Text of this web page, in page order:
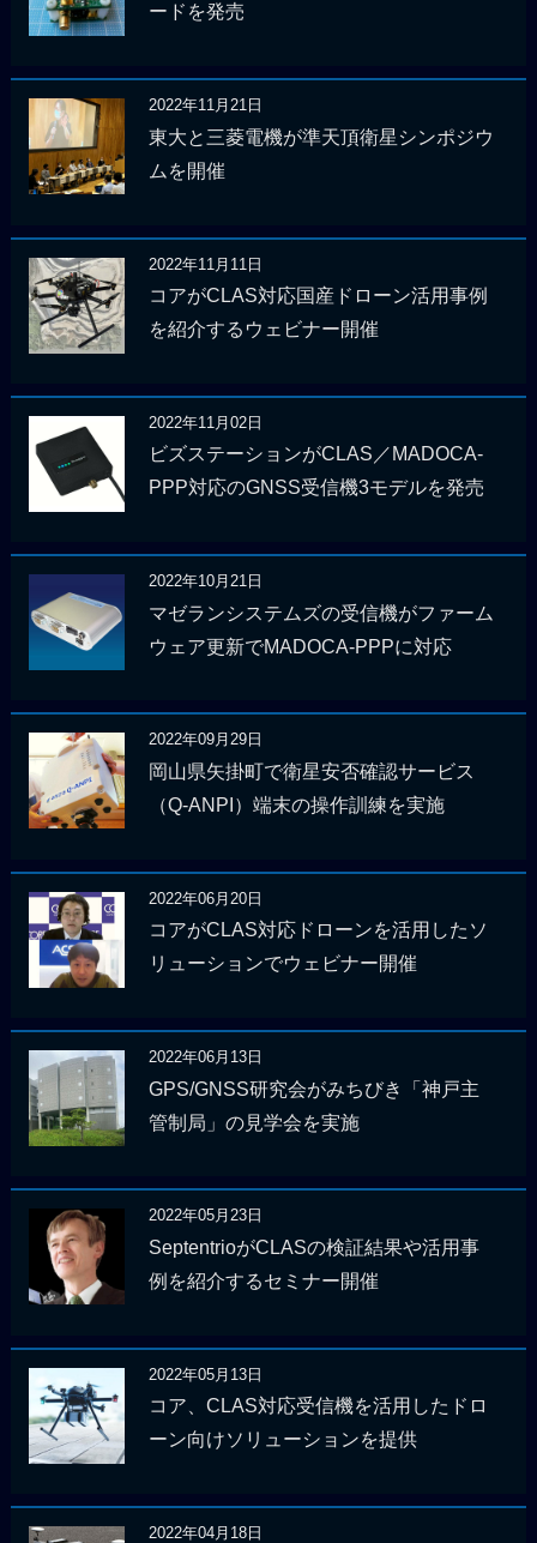
ードを発売
2022年11月21日
東大と三菱電機が準天頂衛星シンポジウ
ムを開催
2022年11月11日
コアがCLAS対応国産ドローン活用事例
を紹介するウェビナー開催
2022年11月02日
ビズステーションがCLAS／MADOCA-
PPP対応のGNSS受信機3モデルを発売
2022年10月21日
マゼランシステムズの受信機がファーム
ウェア更新でMADOCA-PPPに対応
2022年09月29日
岡山県矢掛町で衛星安否確認サービス
（Q-ANPI）端末の操作訓練を実施
2022年06月20日
コアがCLAS対応ドローンを活用したソ
リューションでウェビナー開催
2022年06月13日
GPS/GNSS研究会がみちびき「神戸主
管制局」の見学会を実施
2022年05月23日
SeptentrioがCLASの検証結果や活用事
例を紹介するセミナー開催
2022年05月13日
コア、CLAS対応受信機を活用したドロ
ーン向けソリューションを提供
2022年04月18日